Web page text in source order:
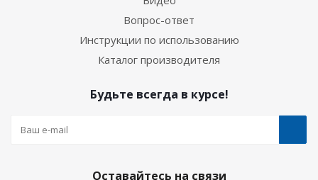
Вопрос-ответ
Инструкции по использованию
Каталог производителя
Будьте всегда в курсе!
Оставайтесь на связи